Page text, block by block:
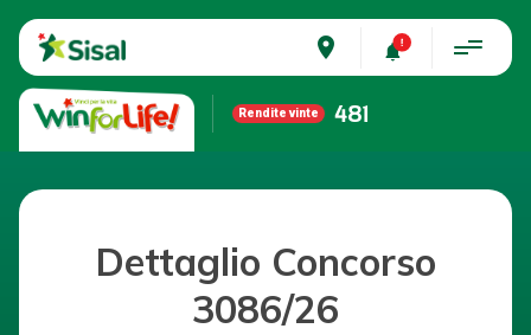
place
Rendite vinte 481
Dettaglio Concorso
3086/26